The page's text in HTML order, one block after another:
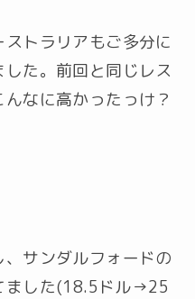
トラリアもご多分に
た。前回と同じレス
なに高かったっけ？
サンダルフォードの
ました(18.5ドル→25